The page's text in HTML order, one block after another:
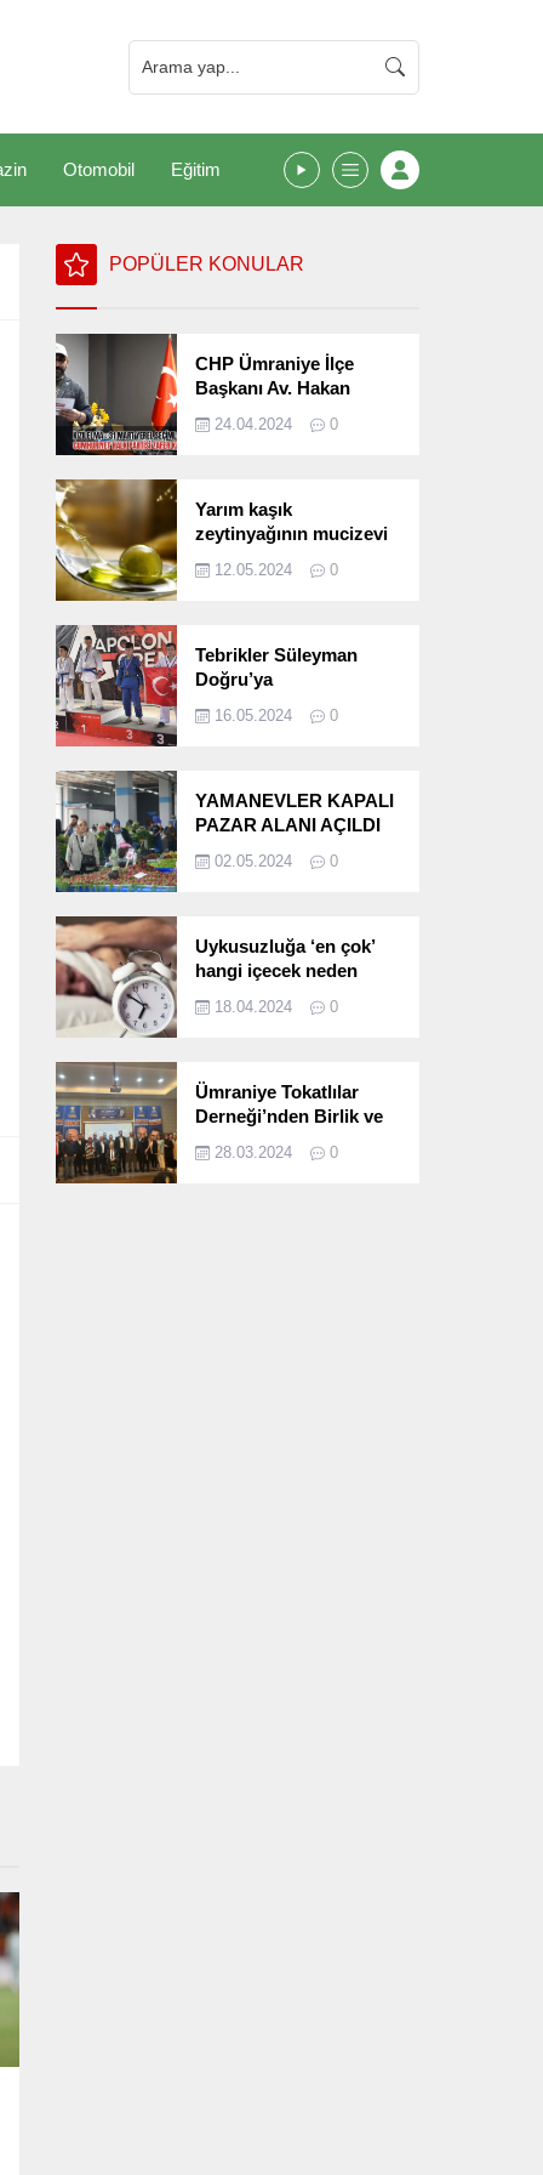
Otomobil Eğitim
POPÜLER KONULAR
CHP Ümraniye İlçe
Başkanı Av. Hakan
Seçimlerini
24.04.2024 0
Yarım kaşık
zeytinyağının mucizevi
12.05.2024 0
Tebrikler Süleyman
Doğru’ya
16.05.2024 0
YAMANEVLER KAPALI
PAZAR ALANI AÇILDI
02.05.2024 0
Uykusuzluğa ‘en çok’
hangi içecek neden
18.04.2024 0
Ümraniye Tokatlılar
Derneği’nden Birlik ve
Programı
28.03.2024 0